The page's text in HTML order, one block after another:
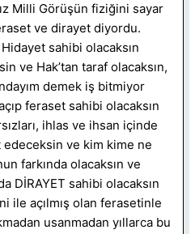
Milli Görüşün fiziğini sayar
ve dirayet diyordu.
sahibi olacaksın
ve Hak’tan taraf olacaksın,
demek iş bitmiyor
feraset sahibi olacaksın
ihlas ve ihsan içinde
edeceksin ve kim kime ne
farkında olacaksın ve
DİRAYET sahibi olacaksın
ile açılmış olan ferasetinle
usanmadan yıllarca bu